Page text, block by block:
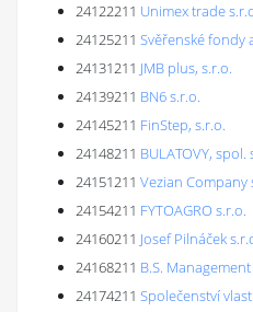
24122211 Unimex trade
24125211 Svěřenské fondy
24131211 JMB plus, s.r.o.
24139211 BN6 s.r.o.
24145211 FinStep, s.r.o.
24148211 BULATOVY, spol.
24151211 Vezian Company
24154211 FYTOAGRO s.r.o.
24160211 Josef Pilnáček
24168211 B.S.
24174211 Společenství